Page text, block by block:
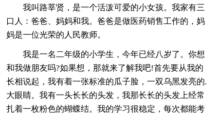
我叫路莘贤，是一个活泼可爱的小女孩。我家有三
口人：爸爸、妈妈和我。爸爸是做医药销售工作的，妈
妈是一位光荣的人民教师。
我是一名二年级的小学生，今年已经八岁了。你想
和我做朋友吗?如果想，那就来了解我吧!首先要从我的
长相说起，我有着一张标准的瓜子脸，一双乌黑发亮的.
大眼睛。我有一头长长的头发，我那长长的头发上经常
扎着一枚粉色的蝴蝶结。我的学习很稳定，每次都能考